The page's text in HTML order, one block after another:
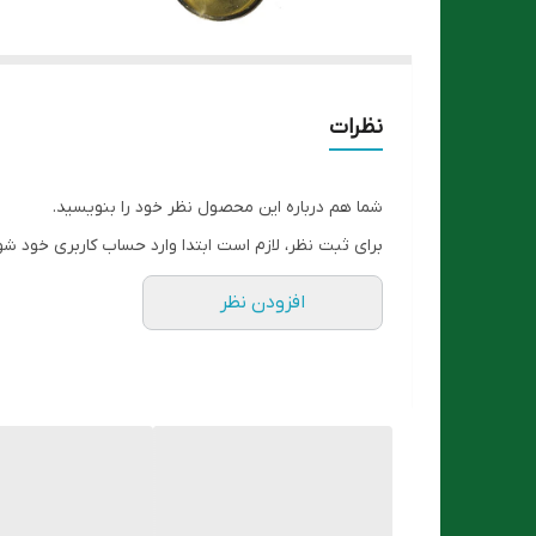
نظرات
شما هم درباره این محصول نظر خود را بنویسید.
برای ثبت نظر، لازم است ابتدا وارد حساب کاربری خود
افزودن نظر